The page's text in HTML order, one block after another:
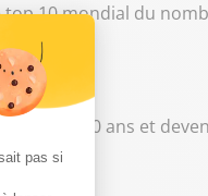
10 mondial du
à 20 ans et